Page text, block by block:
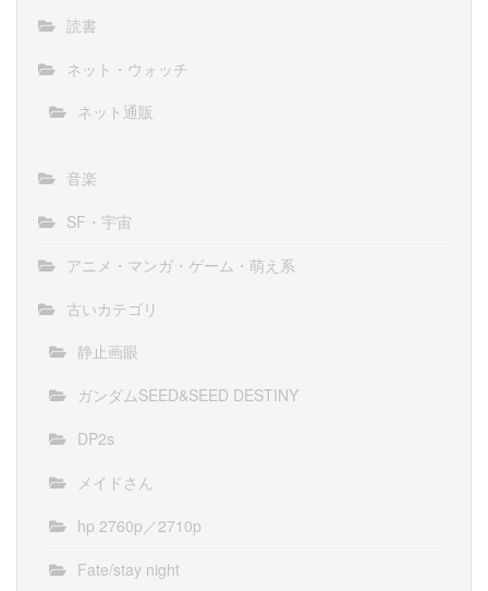
読書
ネット・ウォッチ
ネット通販
音楽
SF・宇宙
アニメ・マンガ・ゲーム・萌え系
古いカテゴリ
静止画眼
ガンダムSEED&SEED DESTINY
DP2s
メイドさん
hp 2760p／2710p
Fate/stay night